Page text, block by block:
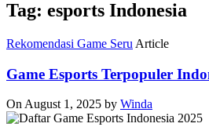
Tag: esports Indonesia
Rekomendasi Game Seru Article
Game Esports Terpopuler
On August 1, 2025 by Winda